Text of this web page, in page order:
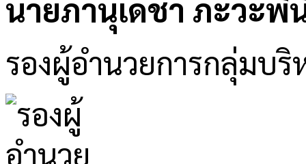
นายภานุเดชา ภะวะพิ
รองผู้อำนวยการกลุ่มบริ